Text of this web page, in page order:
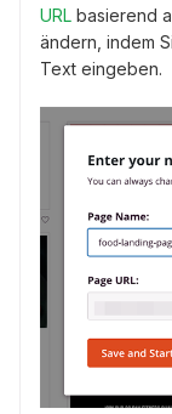
URL basierend
ändern, indem
Text eingeben.